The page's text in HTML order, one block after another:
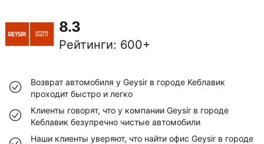
8.3
Рейтинги: 600+
Возврат автомобиля у Geysir в городе Кеблавик
проходит быстро и легко
Клиенты говорят, что у компании Geysir в городе
Кеблавик безупречно чистые автомобили
Наши клиенты уверяют, что найти офис Geysir в городе